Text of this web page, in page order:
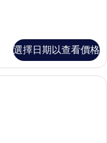
選擇日期以查看價格
、書桌、遮光布/窗簾、隔音